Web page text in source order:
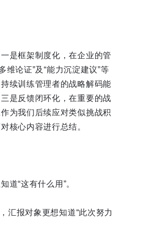
是框架制度化，在企业的管
维论证”及“能力沉淀建议”等
续训练管理者的战略解码能
是反馈闭环化，在重要的战
为我们后续应对类似挑战积
核心内容进行总结。
道“这有什么用”。
汇报对象更想知道“此次努力